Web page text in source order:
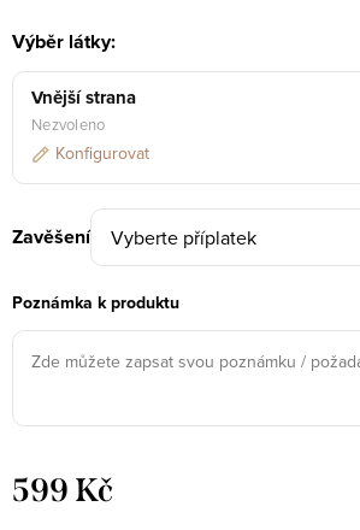
Výběr látky:
Vnější strana
Nezvoleno
Konfigurovat
Zavěšení
Poznámka k produktu
599 Kč